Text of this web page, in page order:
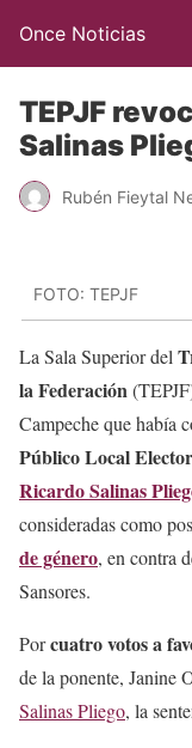
Once Noticias
TEPJF
Salinas
Rubén Fieytal
FOTO: TEPJF
La Sala Superior del
la Federación
Campeche que había
Público Local
Ricardo Salinas
consideradas como
de género, en contra
Sansores.
Porcuatro votos a
de la ponente, Janine
Salinas Pliego, la